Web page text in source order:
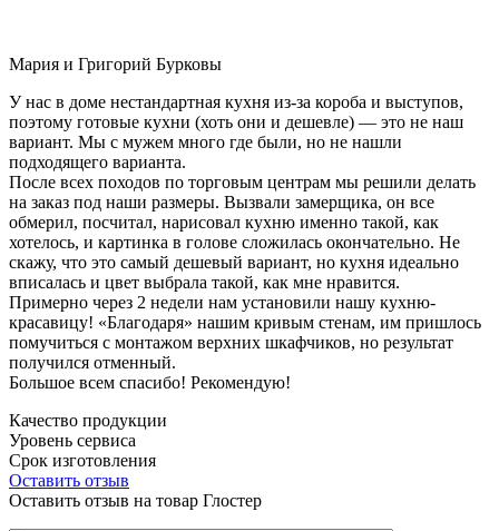
Мария и Григорий Бурковы
У нас в доме нестандартная кухня из-за короба и выступов,
поэтому готовые кухни (хоть они и дешевле) — это не наш
вариант. Мы с мужем много где были, но не нашли
подходящего варианта.
После всех походов по торговым центрам мы решили делать
на заказ под наши размеры. Вызвали замерщика, он все
обмерил, посчитал, нарисовал кухню именно такой, как
хотелось, и картинка в голове сложилась окончательно. Не
скажу, что это самый дешевый вариант, но кухня идеально
вписалась и цвет выбрала такой, как мне нравится.
Примерно через 2 недели нам установили нашу кухню-
красавицу! «Благодаря» нашим кривым стенам, им пришлось
помучиться с монтажом верхних шкафчиков, но результат
получился отменный.
Большое всем спасибо! Рекомендую!
Качество продукции
Уровень сервиса
Срок изготовления
Оставить отзыв
Оставить отзыв на товар Глостер